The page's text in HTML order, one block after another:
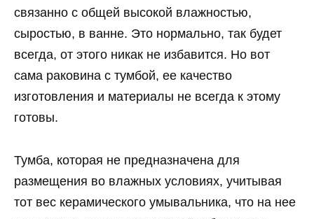
связанно с общей высокой влажностью,
сыростью, в ванне. Это нормально, так будет
всегда, от этого никак не избавится. Но вот
сама раковина с тумбой, ее качество
изготовления и материалы не всегда к этому
готовы.
Тумба, которая не предназначена для
размещения во влажных условиях, учитывая
тот вес керамического умывальника, что на нее